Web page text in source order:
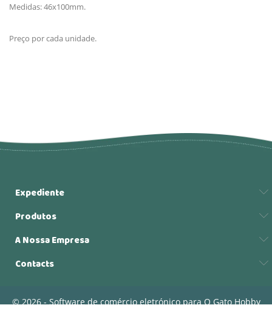
Medidas: 46x100mm.
Preço por cada unidade.
Expediente
Produtos
A Nossa Empresa
Contacts
© 2026 - Software de comércio eletrónico para O Gato Hobby